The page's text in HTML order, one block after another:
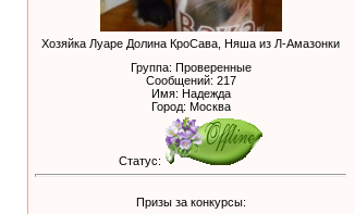
Хозяйка Луаре Долина КроСава, Няша из Л-Амазонки
Группа: Проверенные
Сообщений: 217
Имя: Надежда
Город: Москва
Статус:
Призы за конкурсы: